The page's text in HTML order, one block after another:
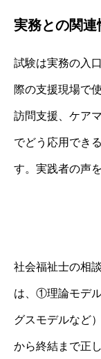
実務との関
試験は実務の入
際の支援現場で
訪問支援、ケア
でどう応用でき
す。実践者の声
社会福祉士の相
は、①理論モデ
グスモデルなど
から終結まで正